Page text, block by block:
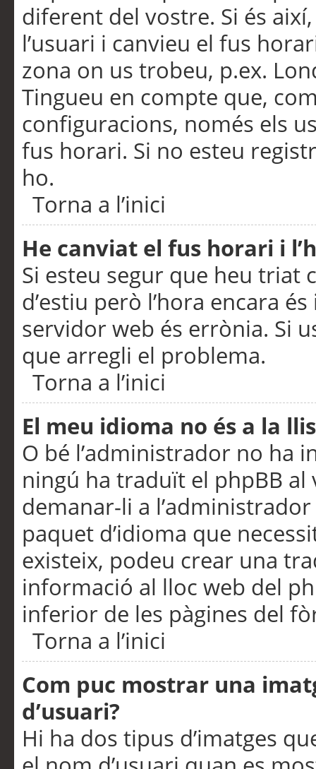
diferent del vostre. Si és
l’usuari i canvieu el fus
zona on us trobeu, p.ex.
Tingueu en compte que,
configuracions, només els
fus horari. Si no esteu
ho.
Torna a l’inici
He canviat el fus horari i
Si esteu segur que heu triat
d’estiu però l’hora encara
servidor web és errònia. Si
que arregli el problema.
Torna a l’inici
El meu idioma no és a la
O bé l’administrador no ha
ningú ha traduït el phpBB
demanar-li a
paquet d’idioma que
existeix, podeu crear una
informació al lloc web del
inferior de les pàgines del
Torna a l’inici
Com puc mostrar una
d’usuari?
Hi ha dos tipus d’imatges